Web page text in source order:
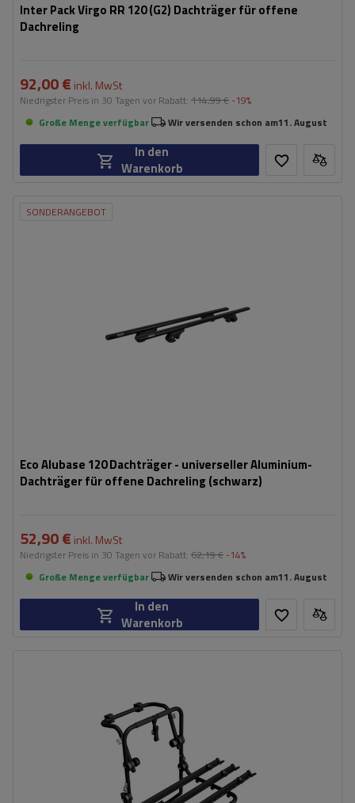
Inter Pack Virgo RR 120 (G2) Dachträger für offene
Dachreling
92,00 € inkl. MwSt
Niedrigster Preis in 30 Tagen vor Rabatt: 114,99 € -19%
Große Menge verfügbar
Wir versenden schon am11. August
In den
Warenkorb
SONDERANGEBOT
Eco Alubase 120 Dachträger - universeller Aluminium-
Dachträger für offene Dachreling (schwarz)
52,90 € inkl. MwSt
Niedrigster Preis in 30 Tagen vor Rabatt: 62,19 € -14%
Große Menge verfügbar
Wir versenden schon am11. August
In den
Warenkorb
universelles Montagesystem
kompatibel mit allen Karosseriearten